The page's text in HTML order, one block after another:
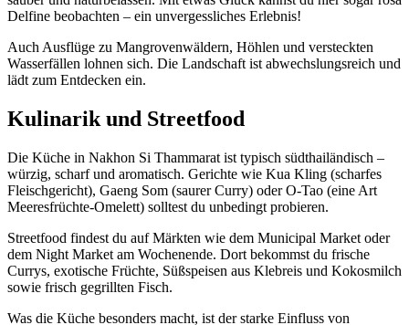
Delfine beobachten – ein unvergessliches Erlebnis!
Auch Ausflüge zu Mangrovenwäldern, Höhlen und versteckten
Wasserfällen lohnen sich. Die Landschaft ist abwechslungsreich und
lädt zum Entdecken ein.
Kulinarik und Streetfood
Die Küche in Nakhon Si Thammarat ist typisch südthailändisch –
würzig, scharf und aromatisch. Gerichte wie Kua Kling (scharfes
Fleischgericht), Gaeng Som (saurer Curry) oder O-Tao (eine Art
Meeresfrüchte-Omelett) solltest du unbedingt probieren.
Streetfood findest du auf Märkten wie dem Municipal Market oder
dem Night Market am Wochenende. Dort bekommst du frische
Currys, exotische Früchte, Süßspeisen aus Klebreis und Kokosmilch
sowie frisch gegrillten Fisch.
Was die Küche besonders macht, ist der starke Einfluss von